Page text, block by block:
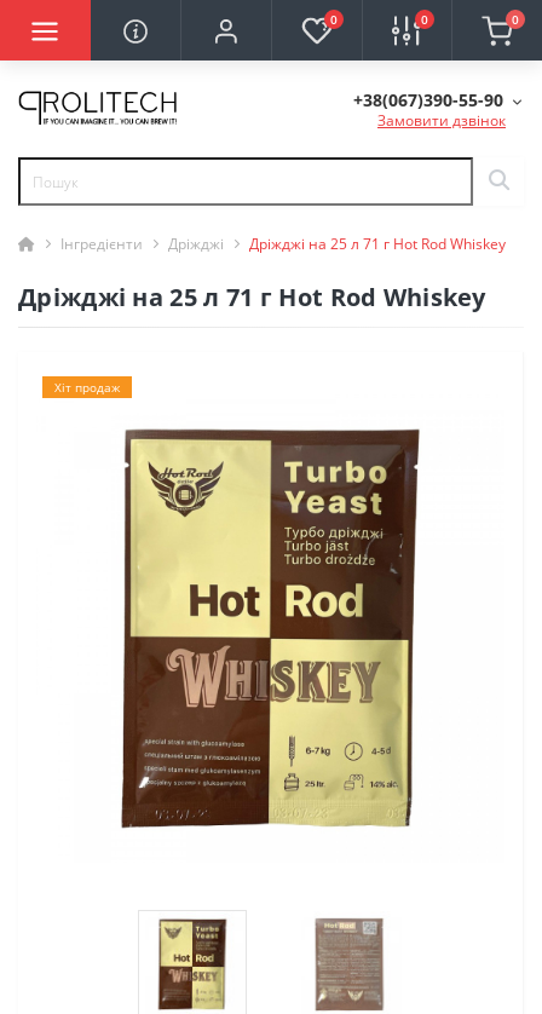
0 0 0
+38(067)390-55-90
Замовити дзвінок
Інгредієнти Дріжджі Дріжджі на 25 л 71 г Hot Rod Whiskey
Дріжджі на 25 л 71 г Hot Rod Whiskey
Хіт продаж